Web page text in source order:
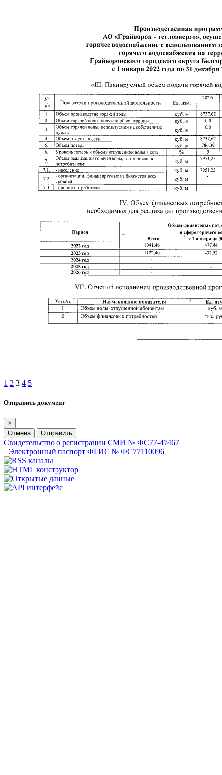
1 2 3 4 5
Отправить документ
×
Отмена
Отправить
Свидетельство о регистрации СМИ № ФС77-47467
Электронный паспорт ФГИС № ФС77110096